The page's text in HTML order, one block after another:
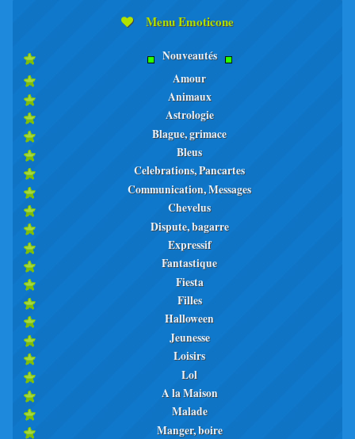
Menu Emoticone
Nouveautés
Amour
Animaux
Astrologie
Blague, grimace
Bleus
Celebrations, Pancartes
Communication, Messages
Chevelus
Dispute, bagarre
Expressif
Fantastique
Fiesta
Filles
Halloween
Jeunesse
Loisirs
Lol
A la Maison
Malade
Manger, boire